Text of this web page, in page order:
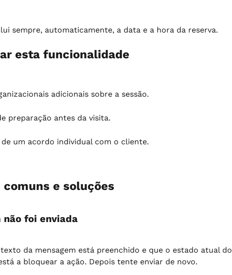
sempre, automaticamente, a data e a hora da reserva.
esta funcionalidade
adicionais sobre a sessão.
preparação antes da visita.
um acordo individual com o cliente.
comuns e soluções
não foi enviada
da mensagem está preenchido e que o estado atual do
a bloquear a ação. Depois tente enviar de novo.